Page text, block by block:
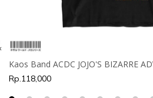
Kaos Band ACDC JOJO'S BIZARRE
Rp.118,000